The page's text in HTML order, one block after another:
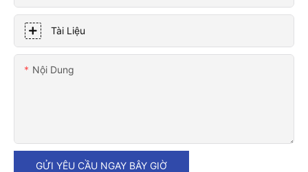
Tài Liệu
Nội Dung
GỬI YÊU CẦU NGAY BÂY GIỜ